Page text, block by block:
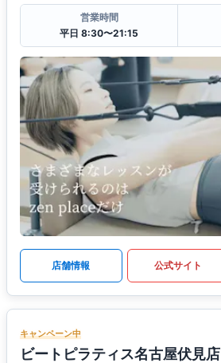
営業時間
平日 8:30〜21:15
店舗情報 公式サイト
キャンペーン中
ビートピラティス名古屋伏見店